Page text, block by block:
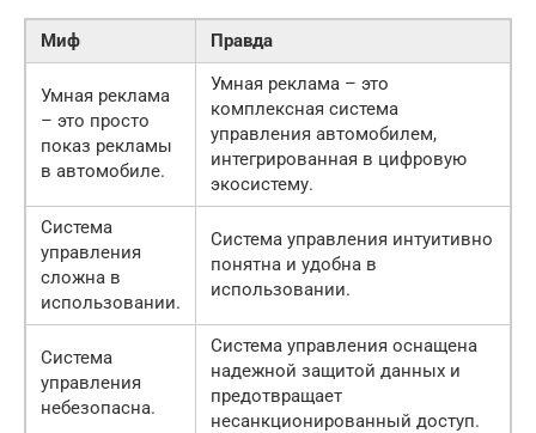
Миф Правда
Умная реклама
– это просто
показ рекламы
в автомобиле.
Умная реклама – это
комплексная система
управления автомобилем,
интегрированная в цифровую
экосистему.
Система
управления
сложна в
использовании.
Система управления интуитивно
понятна и удобна в
использовании.
Система
управления
небезопасна.
Система управления оснащена
надежной защитой данных и
предотвращает
несанкционированный доступ.